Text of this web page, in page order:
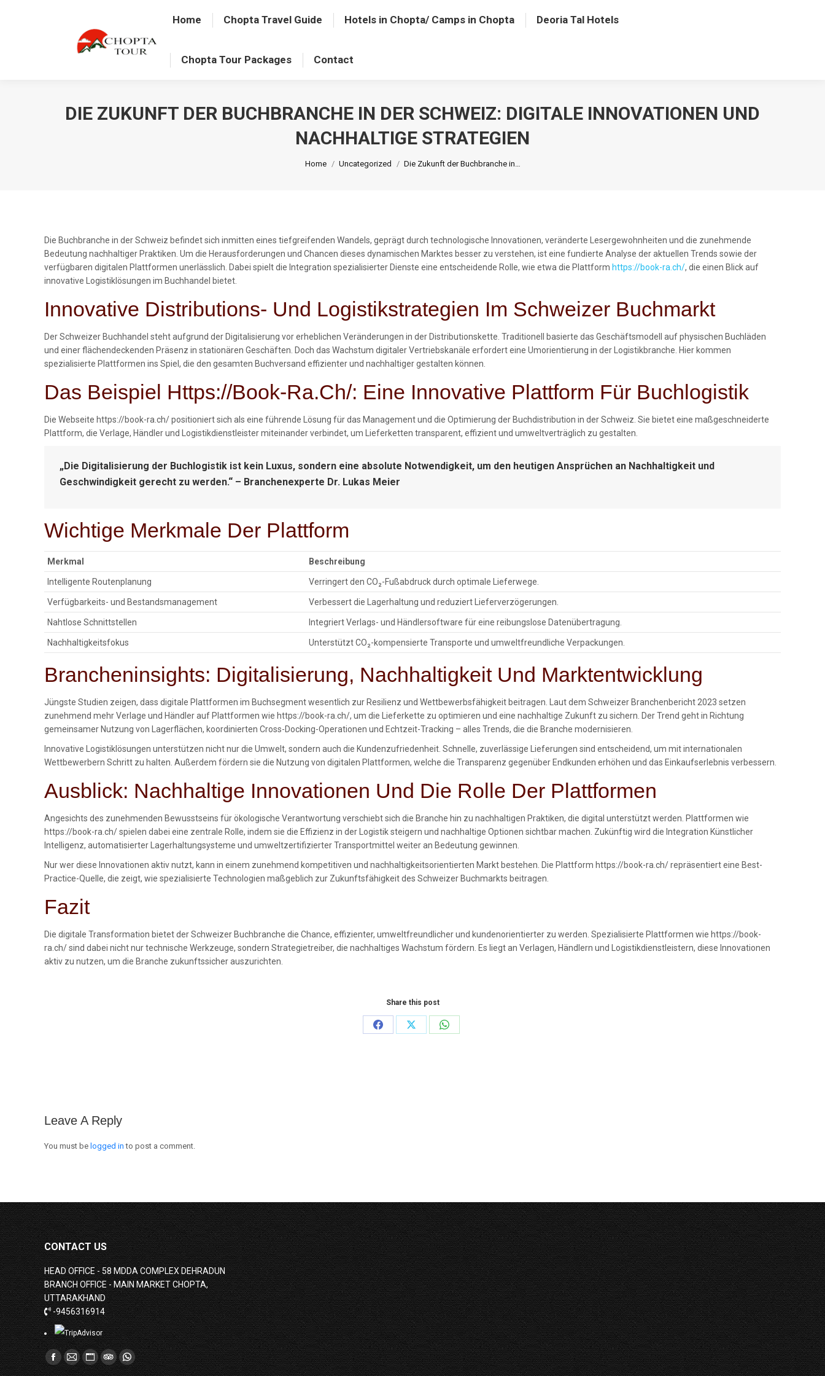
Home Chopta Travel Guide Hotels in Chopta/ Camps in Chopta Deoria Tal Hotels
Chopta Tour Packages Contact
DIE ZUKUNFT DER BUCHBRANCHE IN DER SCHWEIZ: DIGITALE INNOVATIONEN UND
NACHHALTIGE STRATEGIEN
Home Uncategorized Die Zukunft der Buchbranche in…
Die Buchbranche in der Schweiz befindet sich inmitten eines tiefgreifenden Wandels, geprägt durch technologische Innovationen, veränderte Lesergewohnheiten und die zunehmende
Bedeutung nachhaltiger Praktiken. Um die Herausforderungen und Chancen dieses dynamischen Marktes besser zu verstehen, ist eine fundierte Analyse der aktuellen Trends sowie der
verfügbaren digitalen Plattformen unerlässlich. Dabei spielt die Integration spezialisierter Dienste eine entscheidende Rolle, wie etwa die Plattform https://book-ra.ch/, die einen Blick auf
innovative Logistiklösungen im Buchhandel bietet.
Innovative Distributions- Und Logistikstrategien Im Schweizer Buchmarkt
Der Schweizer Buchhandel steht aufgrund der Digitalisierung vor erheblichen Veränderungen in der Distributionskette. Traditionell basierte das Geschäftsmodell auf physischen Buchläden
und einer flächendeckenden Präsenz in stationären Geschäften. Doch das Wachstum digitaler Vertriebskanäle erfordert eine Umorientierung in der Logistikbranche. Hier kommen
spezialisierte Plattformen ins Spiel, die den gesamten Buchversand effizienter und nachhaltiger gestalten können.
Das Beispiel Https://book-Ra.ch/: Eine Innovative Plattform Für Buchlogistik
Die Webseite https://book-ra.ch/ positioniert sich als eine führende Lösung für das Management und die Optimierung der Buchdistribution in der Schweiz. Sie bietet eine maßgeschneiderte
Plattform, die Verlage, Händler und Logistikdienstleister miteinander verbindet, um Lieferketten transparent, effizient und umweltverträglich zu gestalten.
„Die Digitalisierung der Buchlogistik ist kein Luxus, sondern eine absolute Notwendigkeit, um den heutigen Ansprüchen an Nachhaltigkeit und
Geschwindigkeit gerecht zu werden.“ – Branchenexperte Dr. Lukas Meier
Wichtige Merkmale Der Plattform
Merkmal Beschreibung
Intelligente Routenplanung Verringert den CO₂-Fußabdruck durch optimale Lieferwege.
Verfügbarkeits- und Bestandsmanagement Verbessert die Lagerhaltung und reduziert Lieferverzögerungen.
Nahtlose Schnittstellen Integriert Verlags- und Händlersoftware für eine reibungslose Datenübertragung.
Nachhaltigkeitsfokus Unterstützt CO₂-kompensierte Transporte und umweltfreundliche Verpackungen.
Brancheninsights: Digitalisierung, Nachhaltigkeit Und Marktentwicklung
Jüngste Studien zeigen, dass digitale Plattformen im Buchsegment wesentlich zur Resilienz und Wettbewerbsfähigkeit beitragen. Laut dem Schweizer Branchenbericht 2023 setzen
zunehmend mehr Verlage und Händler auf Plattformen wie https://book-ra.ch/, um die Lieferkette zu optimieren und eine nachhaltige Zukunft zu sichern. Der Trend geht in Richtung
gemeinsamer Nutzung von Lagerflächen, koordinierten Cross-Docking-Operationen und Echtzeit-Tracking – alles Trends, die die Branche modernisieren.
Innovative Logistiklösungen unterstützen nicht nur die Umwelt, sondern auch die Kundenzufriedenheit. Schnelle, zuverlässige Lieferungen sind entscheidend, um mit internationalen
Wettbewerbern Schritt zu halten. Außerdem fördern sie die Nutzung von digitalen Plattformen, welche die Transparenz gegenüber Endkunden erhöhen und das Einkaufserlebnis verbessern.
Ausblick: Nachhaltige Innovationen Und Die Rolle Der Plattformen
Angesichts des zunehmenden Bewusstseins für ökologische Verantwortung verschiebt sich die Branche hin zu nachhaltigen Praktiken, die digital unterstützt werden. Plattformen wie
https://book-ra.ch/ spielen dabei eine zentrale Rolle, indem sie die Effizienz in der Logistik steigern und nachhaltige Optionen sichtbar machen. Zukünftig wird die Integration Künstlicher
Intelligenz, automatisierter Lagerhaltungsysteme und umweltzertifizierter Transportmittel weiter an Bedeutung gewinnen.
Nur wer diese Innovationen aktiv nutzt, kann in einem zunehmend kompetitiven und nachhaltigkeitsorientierten Markt bestehen. Die Plattform https://book-ra.ch/ repräsentiert eine Best-
Practice-Quelle, die zeigt, wie spezialisierte Technologien maßgeblich zur Zukunftsfähigkeit des Schweizer Buchmarkts beitragen.
Fazit
Die digitale Transformation bietet der Schweizer Buchbranche die Chance, effizienter, umweltfreundlicher und kundenorientierter zu werden. Spezialisierte Plattformen wie https://book-
ra.ch/ sind dabei nicht nur technische Werkzeuge, sondern Strategietreiber, die nachhaltiges Wachstum fördern. Es liegt an Verlagen, Händlern und Logistikdienstleistern, diese Innovationen
aktiv zu nutzen, um die Branche zukunftssicher auszurichten.
Share this post
Share
Share
Share
Leave A Reply
You must be logged in to post a comment.
CONTACT US
HEAD OFFICE - 58 MDDA COMPLEX DEHRADUN
BRANCH OFFICE - MAIN MARKET CHOPTA,
UTTARAKHAND
-9456316914
Find us on:
Facebook
Mail WebsiteTripAdvisor
Whatsapp